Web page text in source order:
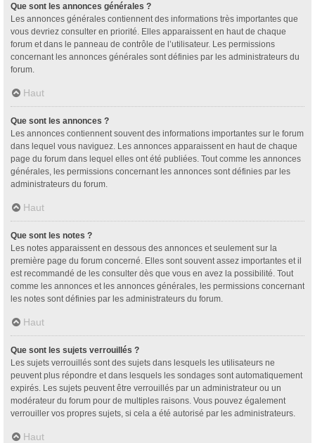
Que sont les annonces générales ?
Les annonces générales contiennent des informations très importantes que
vous devriez consulter en priorité. Elles apparaissent en haut de chaque
forum et dans le panneau de contrôle de l’utilisateur. Les permissions
concernant les annonces générales sont définies par les administrateurs du
forum.
Haut
Que sont les annonces ?
Les annonces contiennent souvent des informations importantes sur le forum
dans lequel vous naviguez. Les annonces apparaissent en haut de chaque
page du forum dans lequel elles ont été publiées. Tout comme les annonces
générales, les permissions concernant les annonces sont définies par les
administrateurs du forum.
Haut
Que sont les notes ?
Les notes apparaissent en dessous des annonces et seulement sur la
première page du forum concerné. Elles sont souvent assez importantes et il
est recommandé de les consulter dès que vous en avez la possibilité. Tout
comme les annonces et les annonces générales, les permissions concernant
les notes sont définies par les administrateurs du forum.
Haut
Que sont les sujets verrouillés ?
Les sujets verrouillés sont des sujets dans lesquels les utilisateurs ne
peuvent plus répondre et dans lesquels les sondages sont automatiquement
expirés. Les sujets peuvent être verrouillés par un administrateur ou un
modérateur du forum pour de multiples raisons. Vous pouvez également
verrouiller vos propres sujets, si cela a été autorisé par les administrateurs.
Haut